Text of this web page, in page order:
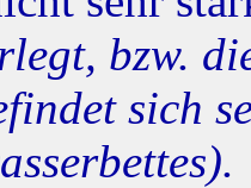
bzw.
sich